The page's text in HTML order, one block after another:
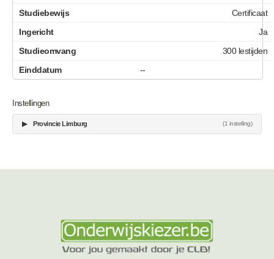
Certificaat
Ja
300 lestijden
--
Instellingen
▶ Provincie Limburg (1 instelling)